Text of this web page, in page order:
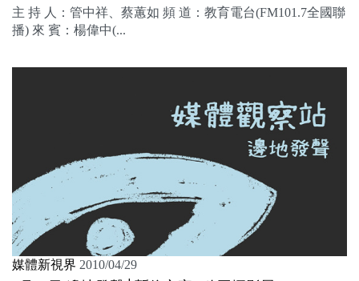
主 持 人：管中祥、蔡蕙如 頻 道：教育電台(FM101.7全國聯
播) 來 賓：楊偉中(...
媒體新視界 2010/04/29